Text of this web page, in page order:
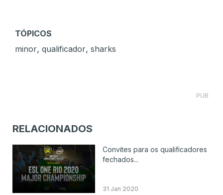
TÓPICOS
minor, qualificador, sharks
PUB
RELACIONADOS
Convites para os qualificadores
fechados...
31 Jan 2020